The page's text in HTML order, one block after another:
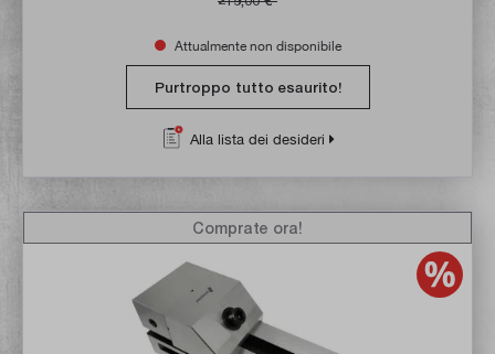
Attualmente non disponibile
Purtroppo tutto esaurito!
Alla lista dei desideri
Comprate ora!